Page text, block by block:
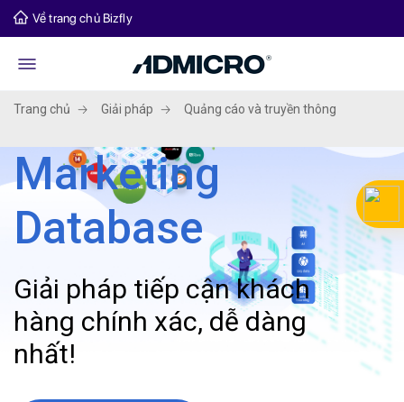
Về trang chủ Bizfly
Trang chủ Giải pháp Quảng cáo và truyền thông
Marketing
Database
Giải pháp tiếp cận khách
hàng chính xác, dễ dàng
nhất!